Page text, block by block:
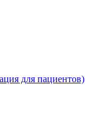
для пациентов)